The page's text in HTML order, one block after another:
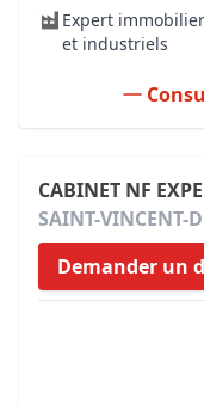
Expert
et industriels
CABINET NF
SAINT-VINCENT-
Demander un